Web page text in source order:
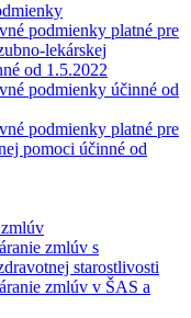
podmienky platné pre
lekárskej
od 1.5.2022
podmienky účinné od
podmienky platné pre
pomoci účinné od
zmlúv s
starostlivosti
zmlúv v ŠAS a